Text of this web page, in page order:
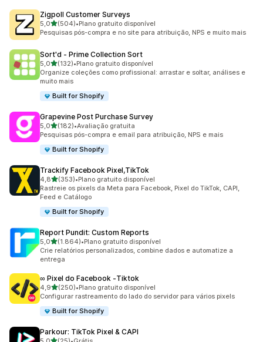
Zigpoll Customer Surveys
5,0de 5 estrelas
(504)
504 avaliações ao todo
•Plano gratuito disponível
Pesquisas pós-compra e no site para atribuição, NPS e muito mais
Sort'd ‑ Prime Collection Sort
5,0de 5 estrelas
(132)
132 avaliações ao todo
•Plano gratuito disponível
Organize coleções como profissional: arrastar e soltar, análises e
muito mais
Built for Shopify
Grapevine Post Purchase Survey
5,0de 5 estrelas
(182)
182 avaliações ao todo
•Avaliação gratuita
Pesquisas pós-compra e email para atribuição, NPS e mais
Built for Shopify
Trackify Facebook Pixel,TikTok
4,8de 5 estrelas
(353)
353 avaliações ao todo
•Plano gratuito disponível
Rastreie os pixels da Meta para Facebook, Pixel do TikTok, CAPI,
Feed e Catálogo
Built for Shopify
Report Pundit: Custom Reports
5,0de 5 estrelas
(1.864)
1864 avaliações ao todo
•Plano gratuito disponível
Crie relatórios personalizados, combine dados e automatize a
entrega
∞ Pixel do Facebook ‑Tiktok
4,9de 5 estrelas
(250)
250 avaliações ao todo
•Plano gratuito disponível
Configurar rastreamento do lado do servidor para vários pixels
Built for Shopify
Parkour: TikTok Pixel & CAPI
de 5 estrelas